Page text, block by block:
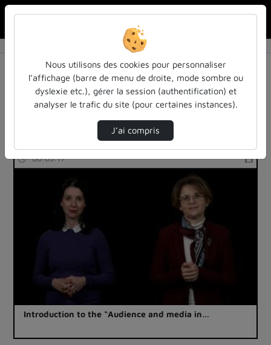
Résultats de la recherche
Filtres actifs (cliquer pour en retirer) :
Anglais
mass-media information-communication
00:03:17
Introduction to the “Audience and media in…
Nous utilisons des cookies pour personnaliser
l’affichage (barre de menu de droite, mode sombre ou
dyslexie etc.), gérer la session (authentification) et
analyser le trafic du site (pour certaines instances).
J’ai compris